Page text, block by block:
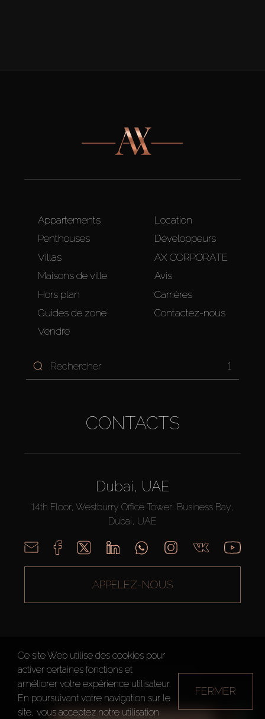
Appartements
Penthouses
Villas
Maisons de ville
Hors plan
Guides de zone
Vendre
Location
Développeurs
AX CORPORATE
Avis
Carrières
Contactez-nous
1
CONTACTS
Dubai, UAE
14th Floor, Westburry Office Tower, Business Bay,
Dubai, UAE
APPELEZ-NOUS
AX CAPITAL ©2026 Tous droits réservés
Conditions d'utilisation
Politique de confidentialité Plan du site
Ce site Web utilise des cookies pour
activer certaines fonctions et
améliorer votre expérience utilisateur.
En poursuivant votre navigation sur le
site, vous acceptez notre utilisation
FERMER